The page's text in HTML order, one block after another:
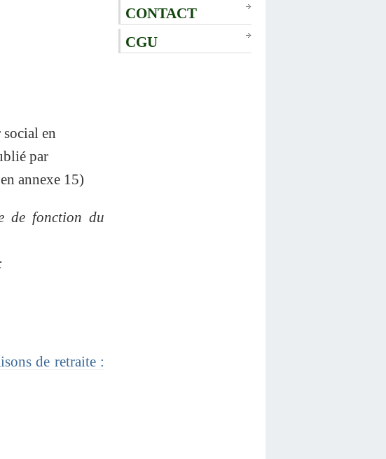
en
par
annexe 15)
de fonction du
de retraite :
CONTACT
CGU